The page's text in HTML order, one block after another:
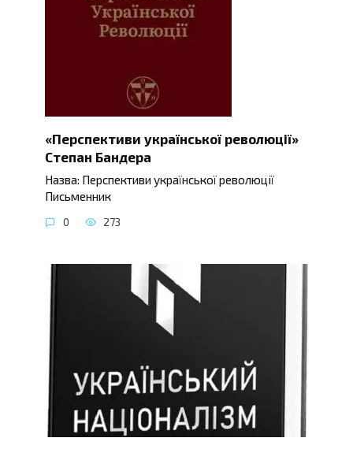
«Перспективи української революції»
Степан Бандера
Назва: Перспективи української революції
Письменник
0 273